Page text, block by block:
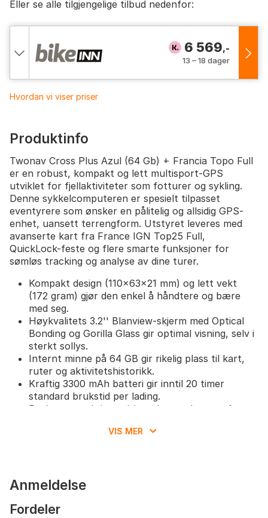
Eller se alle tilgjengelige tilbud nedenfor:
6 569,-
13 – 18 dager
Hvordan vi viser priser
Produktinfo
Twonav Cross Plus Azul (64 Gb) + Francia Topo Full
er en robust, kompakt og lett multisport-GPS
utviklet for fjellaktiviteter som fotturer og sykling.
Denne sykkelcomputeren er spesielt tilpasset
eventyrere som ønsker en pålitelig og allsidig GPS-
enhet, uansett terrengform. Utstyret leveres med
avanserte kart fra France IGN Top25 Full,
QuickLock-feste og flere smarte funksjoner for
sømløs tracking og analyse av dine turer.
Kompakt design (110x63x21 mm) og lett vekt
(172 gram) gjør den enkel å håndtere og bære
med seg.
Høykvalitets 3.2'' Blanview-skjerm med Optical
Bonding og Gorilla Glass gir optimal visning, selv i
sterkt sollys.
Internt minne på 64 GB gir rikelig plass til kart,
ruter og aktivitetshistorikk.
Kraftig 3300 mAh batteri gir inntil 20 timer
standard brukstid per lading.
Rask og nøyaktig posisjonering med støtte for
Innebygde sensorer som lyssensor, barometer,
Bluetooth Dual og Wi-Fi 5G.
6 måneder SeeMe, TwoNav Premium App,
VIS MER
Anmeldelse
Fordeler